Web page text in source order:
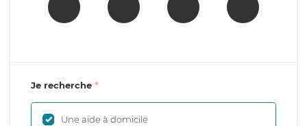
Je recherche
Une aide à domicile